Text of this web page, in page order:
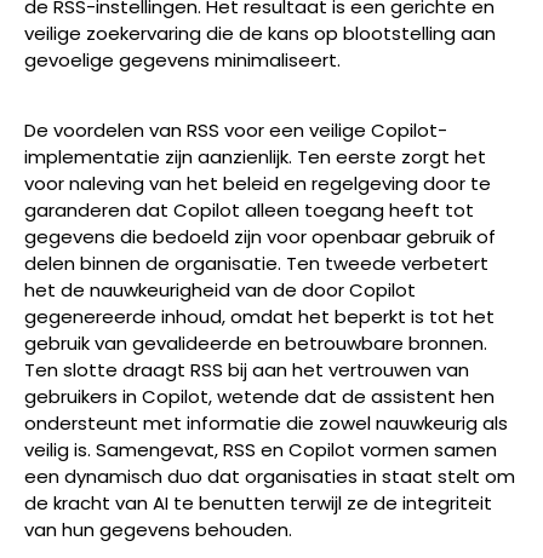
de RSS-instellingen. Het resultaat is een gerichte en
veilige zoekervaring die de kans op blootstelling aan
gevoelige gegevens minimaliseert.
De voordelen van RSS voor een veilige Copilot-
implementatie zijn aanzienlijk. Ten eerste zorgt het
voor naleving van het beleid en regelgeving door te
garanderen dat Copilot alleen toegang heeft tot
gegevens die bedoeld zijn voor openbaar gebruik of
delen binnen de organisatie. Ten tweede verbetert
het de nauwkeurigheid van de door Copilot
gegenereerde inhoud, omdat het beperkt is tot het
gebruik van gevalideerde en betrouwbare bronnen.
Ten slotte draagt RSS bij aan het vertrouwen van
gebruikers in Copilot, wetende dat de assistent hen
ondersteunt met informatie die zowel nauwkeurig als
veilig is. Samengevat, RSS en Copilot vormen samen
een dynamisch duo dat organisaties in staat stelt om
de kracht van AI te benutten terwijl ze de integriteit
van hun gegevens behouden.